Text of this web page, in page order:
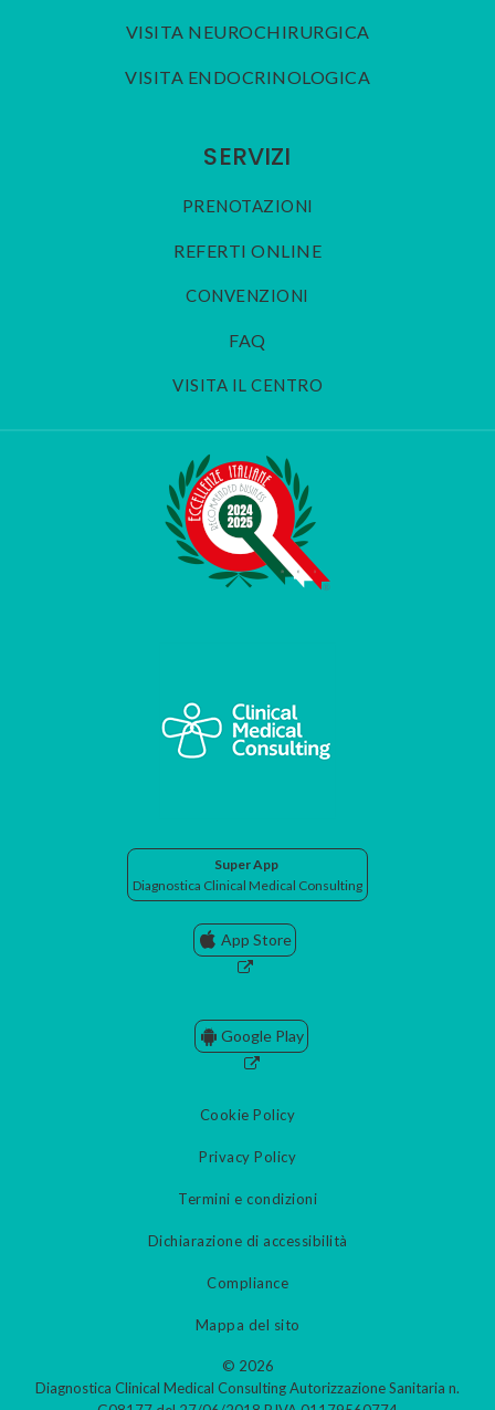
VISITA NEUROCHIRURGICA
VISITA ENDOCRINOLOGICA
SERVIZI
PRENOTAZIONI
REFERTI ONLINE
CONVENZIONI
FAQ
VISITA IL CENTRO
Super App
Diagnostica Clinical Medical Consulting
App Store
Google Play
Cookie Policy
Privacy Policy
Termini e condizioni
Dichiarazione di accessibilità
Compliance
Mappa del sito
© 2026
Diagnostica Clinical Medical Consulting Autorizzazione Sanitaria n.